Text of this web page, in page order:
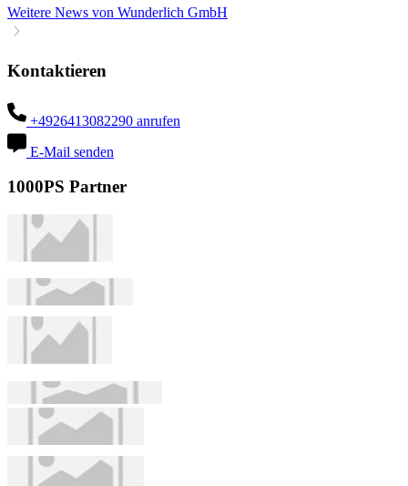
Weitere News von Wunderlich GmbH
Kontaktieren
+4926413082290 anrufen
E-Mail senden
1000PS Partner